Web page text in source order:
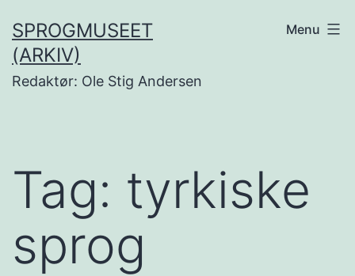
til
indhold
SPROGMUSEET
(ARKIV)
Redaktør: Ole Stig Andersen
Menu
Tag: tyrkiske
sprog